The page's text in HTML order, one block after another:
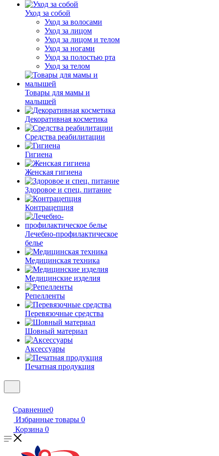
Уход за собой
Уход за волосами
Уход за лицом
Уход за лицом и телом
Уход за ногами
Уход за полостью рта
Уход за телом
Товары для мамы и
малышей
Декоративная косметика
Средства реабилитации
Гигиена
Женская гигиена
Здоровое и спец. питание
Контрацепция
Лечебно-профилактическое
белье
Медицинская техника
Медицинские изделия
Репелленты
Перевязочные средства
Шовный материал
Аксессуары
Печатная продукция
Сравнение0
Избранные товары 0
Корзина 0